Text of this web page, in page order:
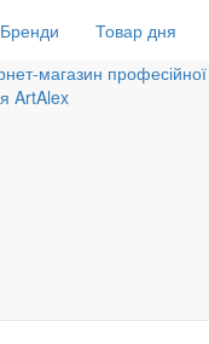
Бренди Товар дня